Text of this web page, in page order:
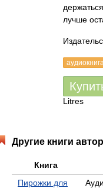
лучше
Litres
Другие книги
Книга
Пирожки для